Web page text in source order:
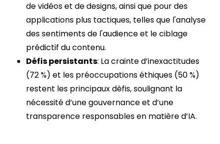
de vidéos et de designs, ainsi que pour des
applications plus tactiques, telles que l'analyse
des sentiments de l'audience et le ciblage
prédictif du contenu.
Défis persistants: La crainte d’inexactitudes
(72 %) et les préoccupations éthiques (50 %)
restent les principaux défis, soulignant la
nécessité d’une gouvernance et d’une
transparence responsables en matière d’IA.